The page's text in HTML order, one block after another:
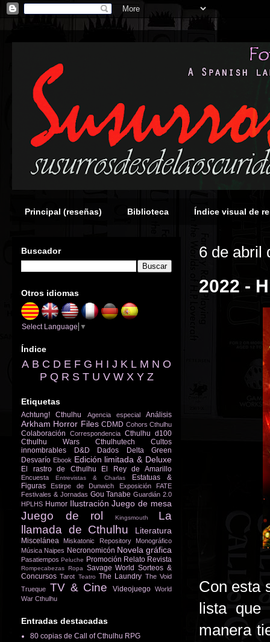
Principal (reseñas) Biblioteca Índice visual de
6 de abril
2022 -
Con esta
lista
manera
Buscador
Otros idiomas
Select Language ▼
Índice
A B C D E F G H I J K L M N O
P Q R S T U V W X Y Z
Etiquetas
Achtung! Cthulhu Agencia especial Análisis
Arkham Horror Files CDMD Cohors Cthulhu
Colaboración Correspondencia Cthulhu d100
Cthulhu Wars
Cthulhutech
Cultos
innombrables
D&D Dados
Delta Green
Desvarío Ebook Edición limitada & Deluxe
El rastro de Cthulhu El Rey de Amarillo
Encuesta Entrevistas & Charlas
Estatuas &
Figuras
Estirpe de Dunwich Exposición
FATE
Festivales & Jornadas Gou Tanabe Guardián 2.0
HPLHS Humor Ilustración Juego de mesa
Juego de rol Kingsmouth
La
llamada de Cthulhu
Literatura
Miscelánea Miskatonic Repository
Monográfico
Música Naipes Necronomicón Novela gráfica
Pasatiempos Peluche Promoción Relato Revista
Rompecabezas Ropa Savage World Sorteos &
Concursos Tarot Teatro The Laundry The Void
Trueque TV & Cine Videojuego World
War Cthulhu
Entradas destacadas
80 copias de Call of Cthulhu RPG